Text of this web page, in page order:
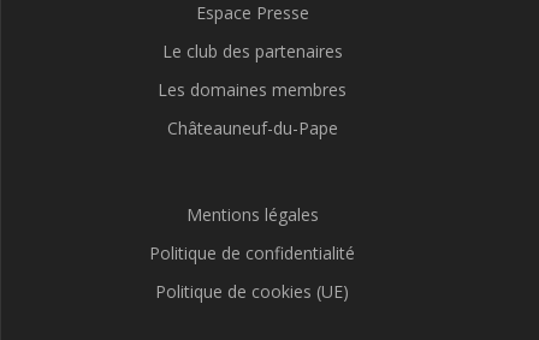
Espace Presse
Le club des partenaires
Les domaines membres
Châteauneuf-du-Pape
Mentions légales
Politique de confidentialité
Politique de cookies (UE)